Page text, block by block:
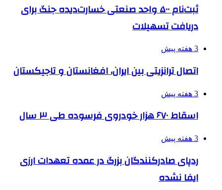
ثبت‌نام ۵۰۰ واحد صنعتی خسارت‌دیده جنگ برای
دریافت تسهیلات
3 هفته پیش
اتصال ترانزیتی بین ایران، افغانستان و تاجیکستان
3 هفته پیش
اسقاط ۶۷۰ هزار خودروی فرسوده طی ۳ سال
3 هفته پیش
ردپای صادرکنندگان بزرگ در عمده تعهدات ارزی
ایفا نشده